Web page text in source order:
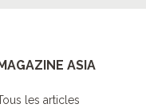
ASIA
les articles